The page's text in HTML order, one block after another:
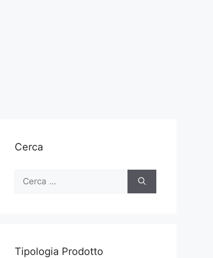
Cerca
Ricerca
Tipologia Prodotto